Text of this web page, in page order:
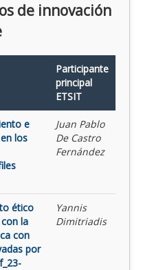
de innovación
Participante
principal
ETSIT
e
los
Juan Pablo
De Castro
Fernández
ético
la
con
por
Yannis
Dimitriadis